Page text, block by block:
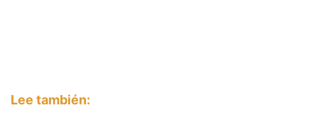
Lee también: